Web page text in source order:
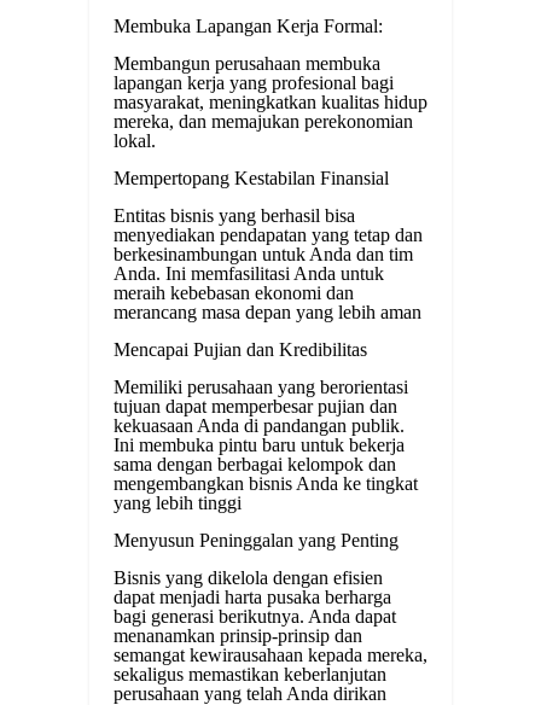
Membuka Lapangan Kerja Formal:
Membangun perusahaan membuka
lapangan kerja yang profesional bagi
masyarakat, meningkatkan kualitas hidup
mereka, dan memajukan perekonomian
lokal.
Mempertopang Kestabilan Finansial
Entitas bisnis yang berhasil bisa
menyediakan pendapatan yang tetap dan
berkesinambungan untuk Anda dan tim
Anda. Ini memfasilitasi Anda untuk
meraih kebebasan ekonomi dan
merancang masa depan yang lebih aman
Mencapai Pujian dan Kredibilitas
Memiliki perusahaan yang berorientasi
tujuan dapat memperbesar pujian dan
kekuasaan Anda di pandangan publik.
Ini membuka pintu baru untuk bekerja
sama dengan berbagai kelompok dan
mengembangkan bisnis Anda ke tingkat
yang lebih tinggi
Menyusun Peninggalan yang Penting
Bisnis yang dikelola dengan efisien
dapat menjadi harta pusaka berharga
bagi generasi berikutnya. Anda dapat
menanamkan prinsip-prinsip dan
semangat kewirausahaan kepada mereka,
sekaligus memastikan keberlanjutan
perusahaan yang telah Anda dirikan